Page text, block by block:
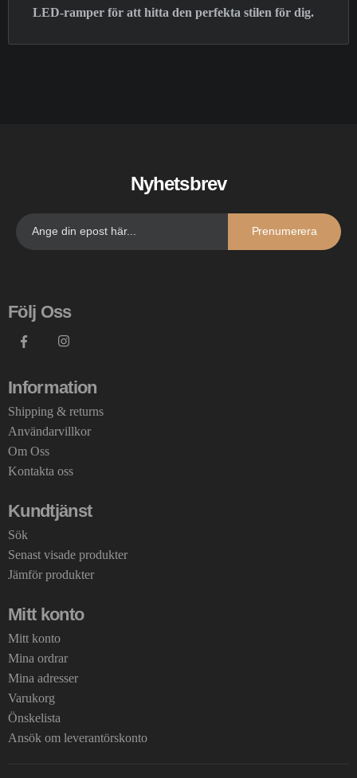
LED-ramper för att hitta den perfekta stilen för dig.
Nyhetsbrev
Prenumerera
Följ Oss
Information
Shipping & returns
Användarvillkor
Om Oss
Kontakta oss
Kundtjänst
Sök
Senast visade produkter
Jämför produkter
Mitt konto
Mitt konto
Mina ordrar
Mina adresser
Varukorg
Önskelista
Ansök om leverantörskonto